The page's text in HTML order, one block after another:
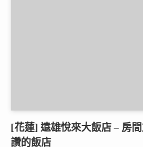
[花蓮] 遠雄悅來大飯店 – 房
讚的飯店